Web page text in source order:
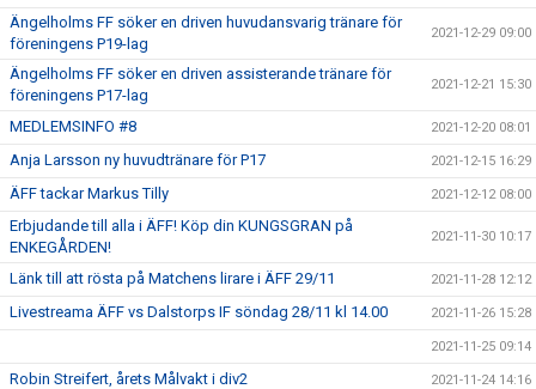
Ängelholms FF söker en driven huvudansvarig tränare för
föreningens P19-lag
2021-12-29 09:00
Ängelholms FF söker en driven assisterande tränare för
föreningens P17-lag
2021-12-21 15:30
MEDLEMSINFO #8 2021-12-20 08:01
Anja Larsson ny huvudtränare för P17 2021-12-15 16:29
ÄFF tackar Markus Tilly 2021-12-12 08:00
Erbjudande till alla i ÄFF! Köp din KUNGSGRAN på
ENKEGÅRDEN!
2021-11-30 10:17
Länk till att rösta på Matchens lirare i ÄFF 29/11 2021-11-28 12:12
Livestreama ÄFF vs Dalstorps IF söndag 28/11 kl 14.00 2021-11-26 15:28
2021-11-25 09:14
Robin Streifert, årets Målvakt i div2 2021-11-24 14:16